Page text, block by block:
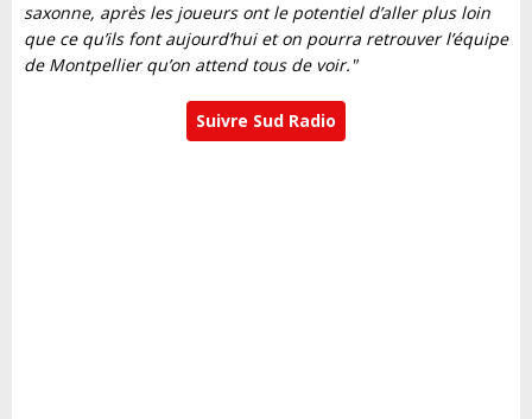
saxonne, après les joueurs ont le potentiel d’aller plus loin
que ce qu’ils font aujourd’hui et on pourra retrouver l’équipe
de Montpellier qu’on attend tous de voir."
Suivre Sud Radio